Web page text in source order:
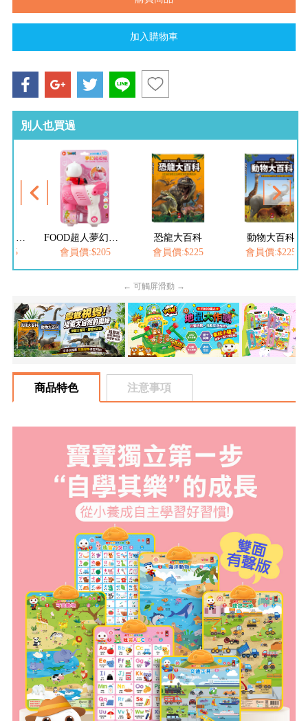
別人也買過
恐龍大百科
會員價:$225
動物大百科
會員價:$225
會員價:$252
← 可觸屏滑動 →
商品特色 注意事項